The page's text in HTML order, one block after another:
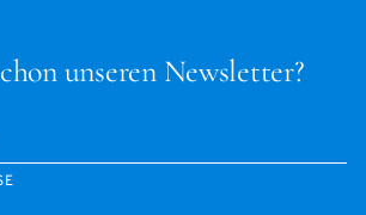
unseren Newsletter?